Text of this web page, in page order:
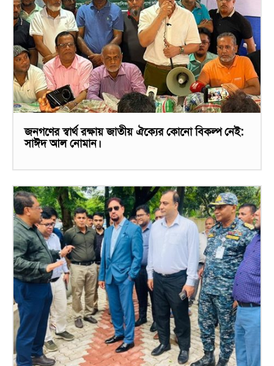
জনগণের স্বার্থ রক্ষায় জাতীয় ঐক্যের কোনো বিকল্প নেই:
সাঈদ আল নোমান।